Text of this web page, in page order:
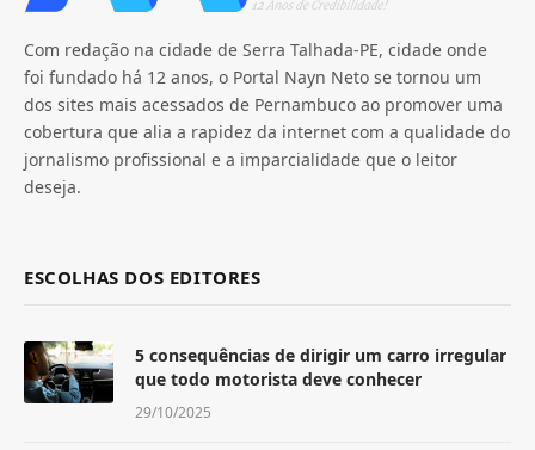
Com redação na cidade de Serra Talhada-PE, cidade onde
foi fundado há 12 anos, o Portal Nayn Neto se tornou um
dos sites mais acessados de Pernambuco ao promover uma
cobertura que alia a rapidez da internet com a qualidade do
jornalismo profissional e a imparcialidade que o leitor
deseja.
ESCOLHAS DOS EDITORES
5 consequências de dirigir um carro irregular
que todo motorista deve conhecer
29/10/2025